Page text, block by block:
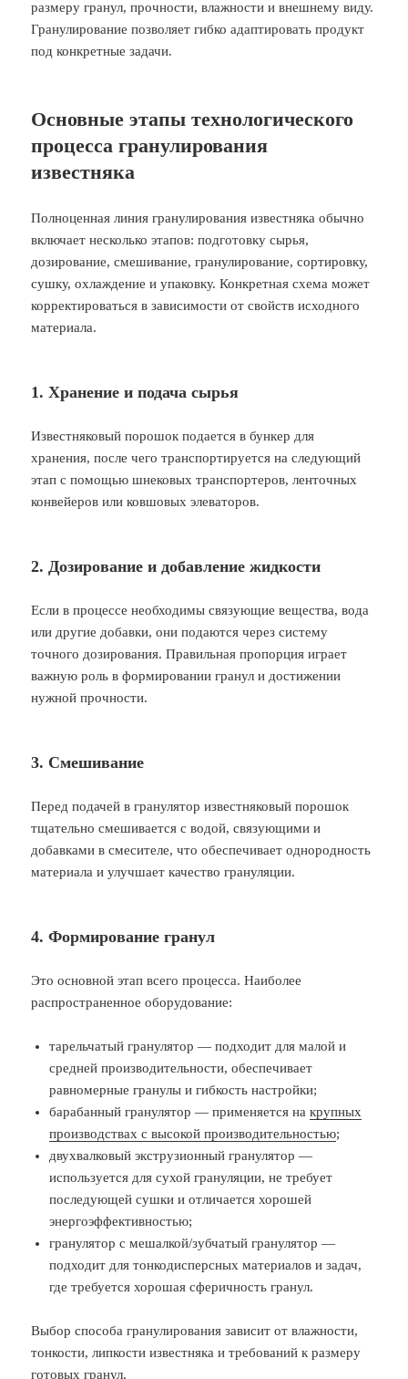
размеру гранул, прочности, влажности и внешнему виду.
Гранулирование позволяет гибко адаптировать продукт
под конкретные задачи.
Основные этапы технологического
процесса гранулирования
известняка
Полноценная линия гранулирования известняка обычно
включает несколько этапов: подготовку сырья,
дозирование, смешивание, гранулирование, сортировку,
сушку, охлаждение и упаковку. Конкретная схема может
корректироваться в зависимости от свойств исходного
материала.
1. Хранение и подача сырья
Известняковый порошок подается в бункер для
хранения, после чего транспортируется на следующий
этап с помощью шнековых транспортеров, ленточных
конвейеров или ковшовых элеваторов.
2. Дозирование и добавление жидкости
Если в процессе необходимы связующие вещества, вода
или другие добавки, они подаются через систему
точного дозирования. Правильная пропорция играет
важную роль в формировании гранул и достижении
нужной прочности.
3. Смешивание
Перед подачей в гранулятор известняковый порошок
тщательно смешивается с водой, связующими и
добавками в смесителе, что обеспечивает однородность
материала и улучшает качество грануляции.
4. Формирование гранул
Это основной этап всего процесса. Наиболее
распространенное оборудование:
тарельчатый гранулятор — подходит для малой и
средней производительности, обеспечивает
равномерные гранулы и гибкость настройки;
барабанный гранулятор — применяется накрупных
производствах с высокой производительностью;
двухвалковый экструзионный гранулятор —
используется для сухой грануляции, не требует
последующей сушки и отличается хорошей
энергоэффективностью;
гранулятор с мешалкой/зубчатый гранулятор —
подходит для тонкодисперсных материалов и задач,
где требуется хорошая сферичность гранул.
Выбор способа гранулирования зависит от влажности,
тонкости, липкости известняка и требований к размеру
готовых гранул.